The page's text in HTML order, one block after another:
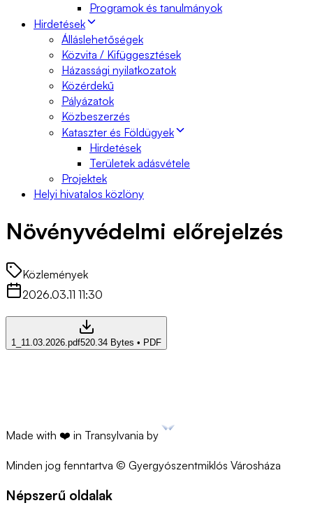
Programok és tanulmányok
Hirdetések
Álláslehetőségek
Közvita / Kifüggesztések
Házassági nyilatkozatok
Közérdekű
Pályázatok
Közbeszerzés
Kataszter és Földügyek
Hirdetések
Területek adásvétele
Projektek
Helyi hivatalos közlöny
Növényvédelmi előrejelzés
Közlemények
2026.03.11 11:30
1_11.03.2026.pdf520.34 Bytes • PDF
Made with ❤️ in Transylvania by
Minden jog fenntartva © Gyergyószentmiklós Városháza
Népszerű oldalak